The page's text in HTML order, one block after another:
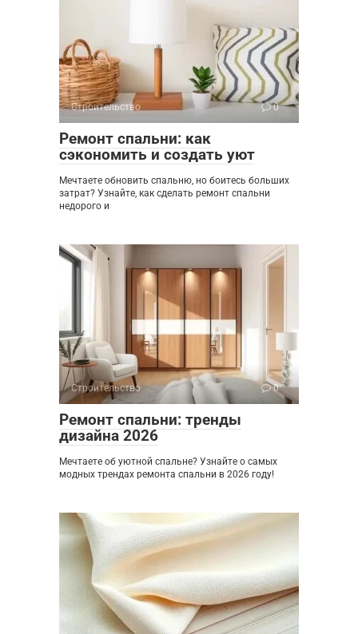
Строительство 0
Ремонт спальни: как
сэкономить и создать уют
Мечтаете обновить спальню, но боитесь больших
затрат? Узнайте, как сделать ремонт спальни
недорого и
Строительство 0
Ремонт спальни: тренды
дизайна 2026
Мечтаете об уютной спальне? Узнайте о самых
модных трендах ремонта спальни в 2026 году!